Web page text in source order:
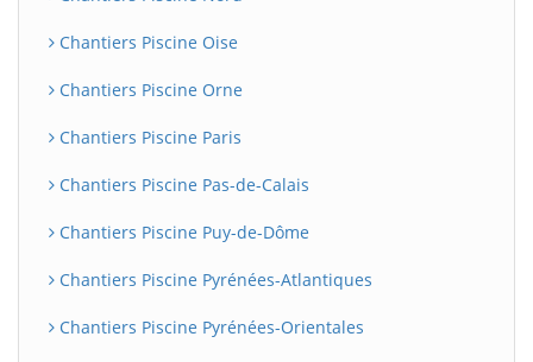
Chantiers Piscine Oise
Chantiers Piscine Orne
Chantiers Piscine Paris
Chantiers Piscine Pas-de-Calais
Chantiers Piscine Puy-de-Dôme
Chantiers Piscine Pyrénées-Atlantiques
Chantiers Piscine Pyrénées-Orientales